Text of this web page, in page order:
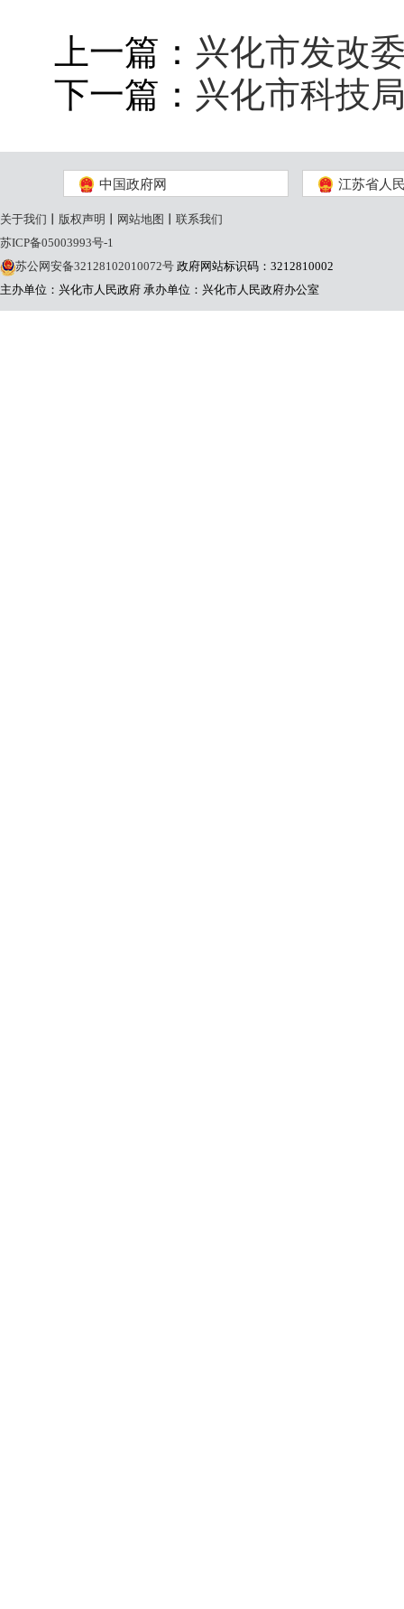
上一篇： 兴化市发改
下一篇： 兴化市科技
中国政府网 江苏省人
关于我们 版权声明 网站地图
联系我们
苏ICP备05003993号-1
苏公网安备32128102010072号 政府网站标识码：3212810002
主办单位：兴化市人民政府 承办单位：兴化市人民政府办公室